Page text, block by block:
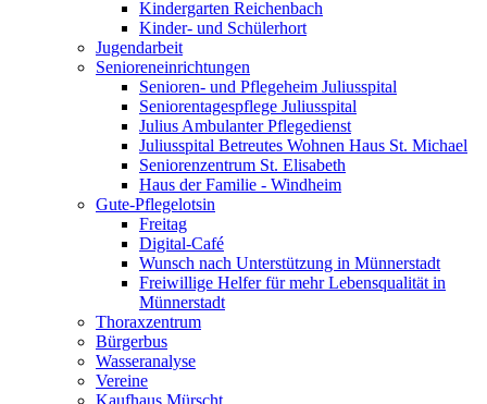
Kindergarten Reichenbach
Kinder- und Schülerhort
Jugendarbeit
Senioreneinrichtungen
Senioren- und Pflegeheim Juliusspital
Seniorentagespflege Juliusspital
Julius Ambulanter Pflegedienst
Juliusspital Betreutes Wohnen Haus St. Michael
Seniorenzentrum St. Elisabeth
Haus der Familie - Windheim
Gute-Pflegelotsin
Freitag
Digital-Café
Wunsch nach Unterstützung in Münnerstadt
Freiwillige Helfer für mehr Lebensqualität in
Münnerstadt
Thoraxzentrum
Bürgerbus
Wasseranalyse
Vereine
Kaufhaus Mürscht